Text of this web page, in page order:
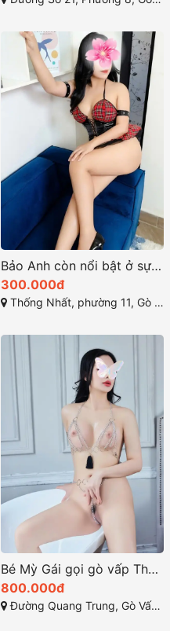
Bảo Anh còn nổi bật ở sự nhiệt tình và chu đáo trong phục vụ
300.000đ
Thống Nhất, phường 11, Gò Vấp, Thành phố Hồ Chí Minh
Bé Mỳ Gái gọi gò vấp Thân hình như người mẫu
800.000đ
Đường Quang Trung, Gò Vấp, Thành phố Hồ Chí Minh, Việt Nam